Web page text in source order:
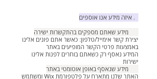
יצירת קשר אימייל/טלפון: כאשר אתם פונים אלינו
באמצעות פרטי הקשר המופיעים באתר
המידע נאסף רק כשאתם בוחרים לפנות אלינו
ישירות
האתר שלנו מתארח על פלטפורמת Wix ומשתמש